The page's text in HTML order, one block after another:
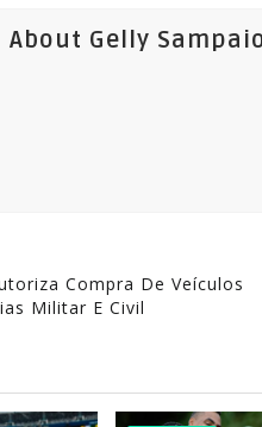
About Gelly
Compra De Veículos
Militar E Civil